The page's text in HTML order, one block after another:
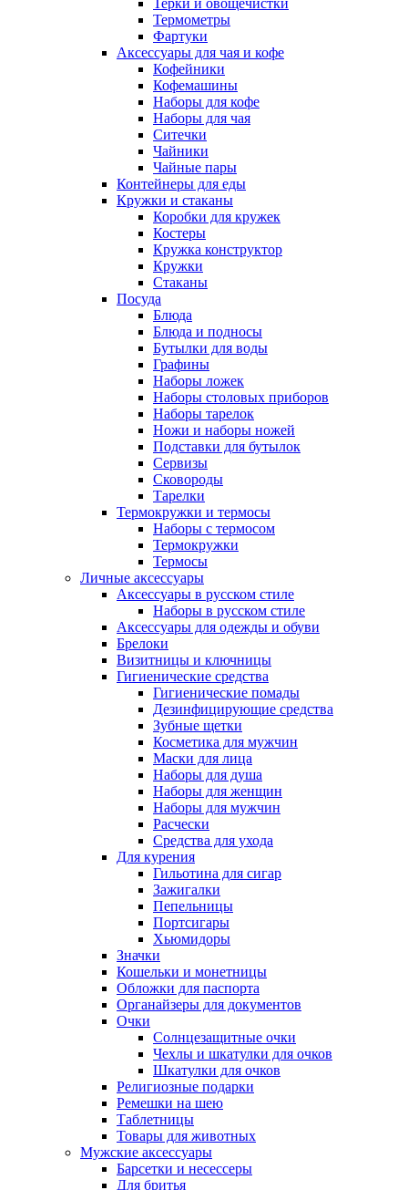
Термометры
Фартуки
Аксессуары для чая и кофе
Кофейники
Кофемашины
Наборы для кофе
Наборы для чая
Ситечки
Чайники
Чайные пары
Контейнеры для еды
Кружки и стаканы
Коробки для кружек
Костеры
Кружка конструктор
Кружки
Стаканы
Посуда
Блюда
Блюда и подносы
Бутылки для воды
Графины
Наборы ложек
Наборы столовых приборов
Наборы тарелок
Ножи и наборы ножей
Подставки для бутылок
Сервизы
Сковороды
Тарелки
Термокружки и термосы
Наборы с термосом
Термокружки
Термосы
Личные аксессуары
Аксессуары в русском стиле
Наборы в русском стиле
Аксессуары для одежды и обуви
Брелоки
Визитницы и ключницы
Гигиенические средства
Гигиенические помады
Дезинфицирующие средства
Зубные щетки
Косметика для мужчин
Маски для лица
Наборы для душа
Наборы для женщин
Наборы для мужчин
Расчески
Средства для ухода
Для курения
Гильотина для сигар
Зажигалки
Пепельницы
Портсигары
Хьюмидоры
Значки
Кошельки и монетницы
Обложки для паспорта
Органайзеры для документов
Очки
Солнцезащитные очки
Чехлы и шкатулки для очков
Шкатулки для очков
Религиозные подарки
Ремешки на шею
Таблетницы
Товары для животных
Мужские аксессуары
Барсетки и несессеры
Для бритья